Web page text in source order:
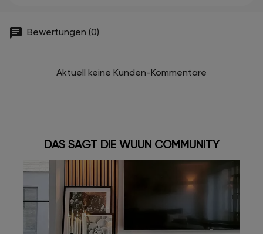
Bewertungen (0)
Aktuell keine Kunden-Kommentare
DAS SAGT DIE WUUN COMMUNITY